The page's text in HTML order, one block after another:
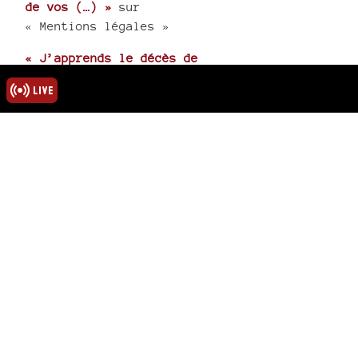
de vos (…) » sur
« Mentions légales »
« J’apprends le décès de
Majid. toutes mes
condoléances à tous, sa
femme et (…) »sur